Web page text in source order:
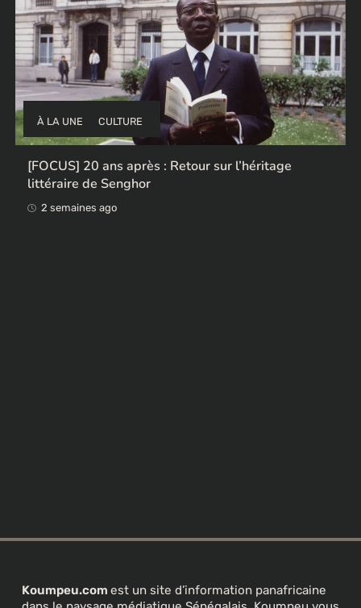
À LA UNE CULTURE
Ces ex-colonisateurs européens qui rendent des
œuvres africaines pillées
Koumpeu.com est un site d’information panafricaine